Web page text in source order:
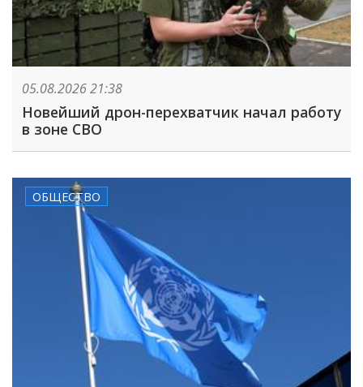
05.08.2026 21:38
Новейший дрон-перехватчик начал работу
в зоне СВО
ОБЩЕСТВО